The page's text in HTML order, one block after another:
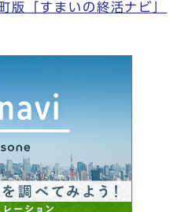
版「すまいの終活ナビ」